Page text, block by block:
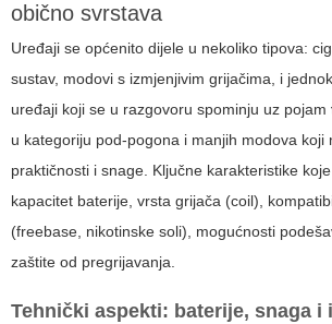
obično svrstava
Uređaji se općenito dijele u nekoliko tipova:
sustav, modovi s izmjenjivim grijačima, i
uređaji koji se u razgovoru spominju uz pojam
u kategoriju pod-pogona i manjih modova koji
praktičnosti i snage. Ključne karakteristike
kapacitet baterije, vrsta grijača (coil),
(freebase, nikotinske soli), mogućnosti
zaštite od pregrijavanja.
Tehnički aspekti: baterije, snaga i